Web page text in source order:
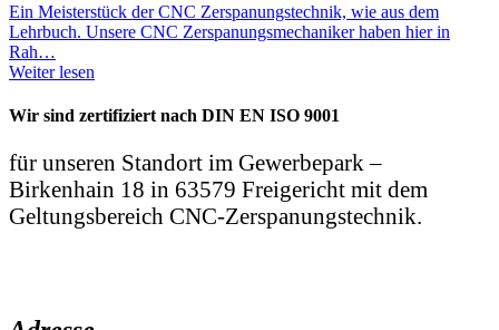
Ein Meisterstück der CNC Zerspanungstechnik, wie aus dem
Lehrbuch. Unsere CNC Zerspanungsmechaniker haben hier in
Rah…
Weiter lesen
Wir sind zertifiziert nach DIN EN ISO 9001
für unseren Standort im Gewerbepark –
Birkenhain 18 in 63579 Freigericht mit dem
Geltungsbereich CNC-Zerspanungstechnik.